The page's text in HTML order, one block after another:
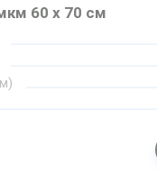
60 х 70 см